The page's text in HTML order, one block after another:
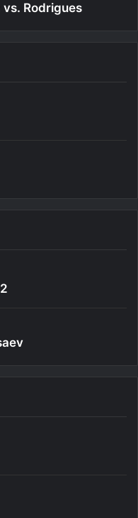
vs. Rodrigues